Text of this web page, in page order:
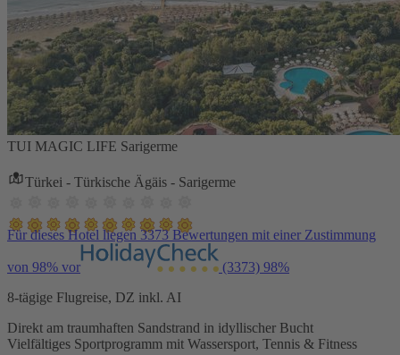
TUI MAGIC LIFE Sarigerme
Türkei - Türkische Ägäis - Sarigerme
Für dieses Hotel liegen 3373 Bewertungen mit einer Zustimmung
von 98% vor (3373) 98%
8-tägige Flugreise, DZ inkl. AI
Direkt am traumhaften Sandstrand in idyllischer Bucht
Vielfältiges Sportprogramm mit Wassersport, Tennis & Fitness